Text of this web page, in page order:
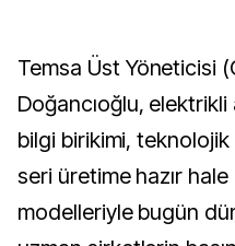
Temsa Üst Yöneticisi
Doğancıoğlu,
bilgi birikimi, teknolojik
seri üretime hazır
modelleriyle bugün